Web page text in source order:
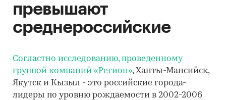
превышают
среднероссийские
Согластно исследованию, проведенному
группой компаний «Регион», Ханты-Мансийск,
Якутск и Кызыл - это российские города-
лидеры по уровню рождаемости в 2002-2006